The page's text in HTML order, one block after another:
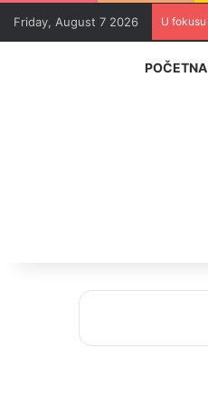
Friday, August 7 2026 U fokusu
POČETNA